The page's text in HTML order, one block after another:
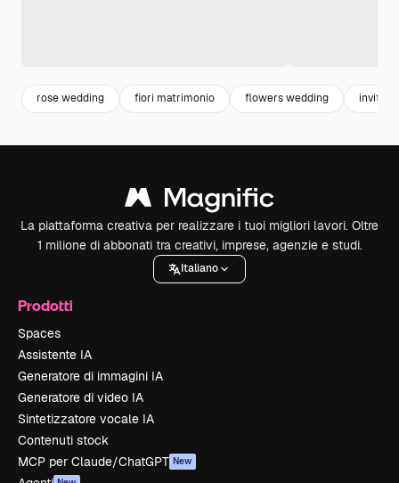
rose wedding fiori matrimonio flowers wedding invito
La piattaforma creativa per realizzare i tuoi migliori lavori. Oltre
1 milione di abbonati tra creativi, imprese, agenzie e studi.
Italiano
Prodotti
Spaces
Assistente IA
Generatore di immagini IA
Generatore di video IA
Sintetizzatore vocale IA
Contenuti stock
MCP per Claude/ChatGPT New